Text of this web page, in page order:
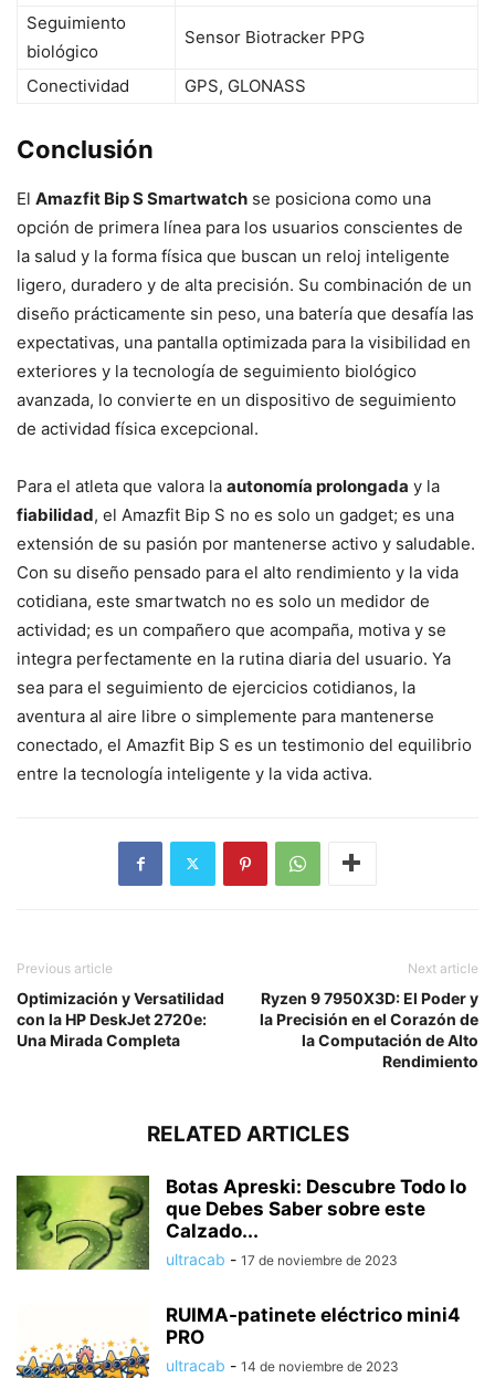
Seguimiento
biológico
Sensor Biotracker PPG
Conectividad GPS, GLONASS
Conclusión
El Amazfit Bip S Smartwatch se posiciona como una
opción de primera línea para los usuarios conscientes de
la salud y la forma física que buscan un reloj inteligente
ligero, duradero y de alta precisión. Su combinación de un
diseño prácticamente sin peso, una batería que desafía las
expectativas, una pantalla optimizada para la visibilidad en
exteriores y la tecnología de seguimiento biológico
avanzada, lo convierte en un dispositivo de seguimiento
de actividad física excepcional.
Para el atleta que valora la autonomía prolongada y la
fiabilidad, el Amazfit Bip S no es solo un gadget; es una
extensión de su pasión por mantenerse activo y saludable.
Con su diseño pensado para el alto rendimiento y la vida
cotidiana, este smartwatch no es solo un medidor de
actividad; es un compañero que acompaña, motiva y se
integra perfectamente en la rutina diaria del usuario. Ya
sea para el seguimiento de ejercicios cotidianos, la
aventura al aire libre o simplemente para mantenerse
conectado, el Amazfit Bip S es un testimonio del equilibrio
entre la tecnología inteligente y la vida activa.
Previous article
Optimización y Versatilidad
con la HP DeskJet 2720e:
Una Mirada Completa
Next article
Ryzen 9 7950X3D: El Poder y
la Precisión en el Corazón de
la Computación de Alto
Rendimiento
RELATED ARTICLES
Botas Apreski: Descubre Todo lo
que Debes Saber sobre este
Calzado...
ultracab - 17 de noviembre de 2023
RUIMA-patinete eléctrico mini4
PRO
ultracab - 14 de noviembre de 2023